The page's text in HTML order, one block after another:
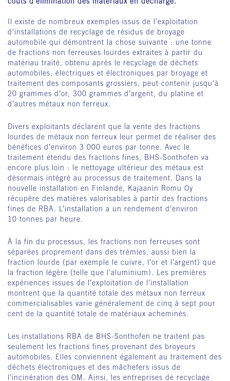
Il existe de nombreux exemples issus de l’exploitation
d’installations de recyclage de résidus de broyage
automobile qui démontrent la chose suivante : une tonne
de fractions non ferreuses lourdes extraites à partir du
matériau traité, obtenu après le recyclage de déchets
automobiles, électriques et électroniques par broyage et
traitement des composants grossiers, peut contenir jusqu’à
20 grammes d’or, 300 grammes d’argent, du platine et
d’autres métaux non ferreux.
Divers exploitants déclarent que la vente des fractions
lourdes de métaux non ferreux leur permet de réaliser des
bénéfices d’environ 3 000 euros par tonne. Avec le
traitement étendu des fractions fines, BHS-Sonthofen va
encore plus loin : le nettoyage ultérieur des métaux est
désormais intégré au processus de traitement. Dans la
nouvelle installation en Finlande, Kajaanin Romu Oy
récupère des matières valorisables à partir des fractions
fines de RBA. L’installation a un rendement d’environ
10 tonnes par heure.
À la fin du processus, les fractions non ferreuses sont
séparées proprement dans des trémies, aussi bien la
fraction lourde (par exemple le cuivre, l’or et l’argent) que
la fraction légère (telle que l’aluminium). Les premières
expériences issues de l’exploitation de l’installation
montrent que la quantité totale des métaux non ferreux
commercialisables varie généralement de cinq à sept pour
cent de la quantité totale de matériaux acheminés.
Les installations RBA de BHS-Sonthofen ne traitent pas
seulement les fractions fines provenant des broyeurs
automobiles. Elles conviennent également au traitement des
déchets électroniques et des mâchefers issus de
l’incinération des OM. Ainsi, les entreprises de recyclage